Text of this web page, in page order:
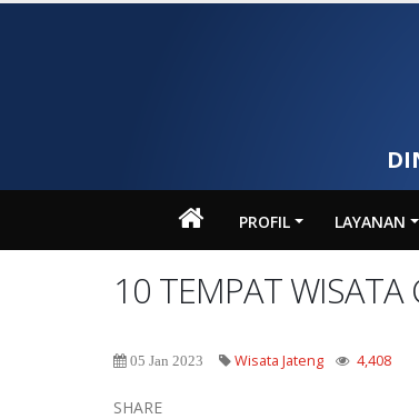
PROFIL LAYANAN
10 TEMPAT WISATA
05 Jan 2023 Wisata Jateng 4,408
SHARE